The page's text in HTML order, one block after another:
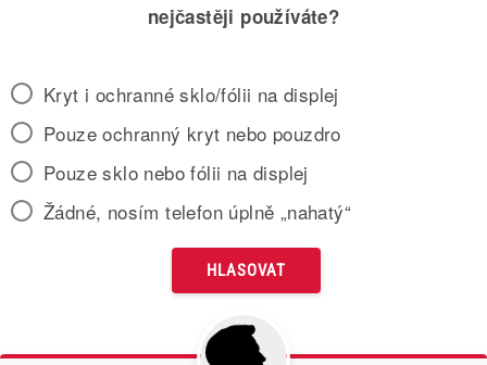
nejčastěji používáte?
Kryt i ochranné sklo/fólii na displej
Pouze ochranný kryt nebo pouzdro
Pouze sklo nebo fólii na displej
Žádné, nosím telefon úplně „nahatý“